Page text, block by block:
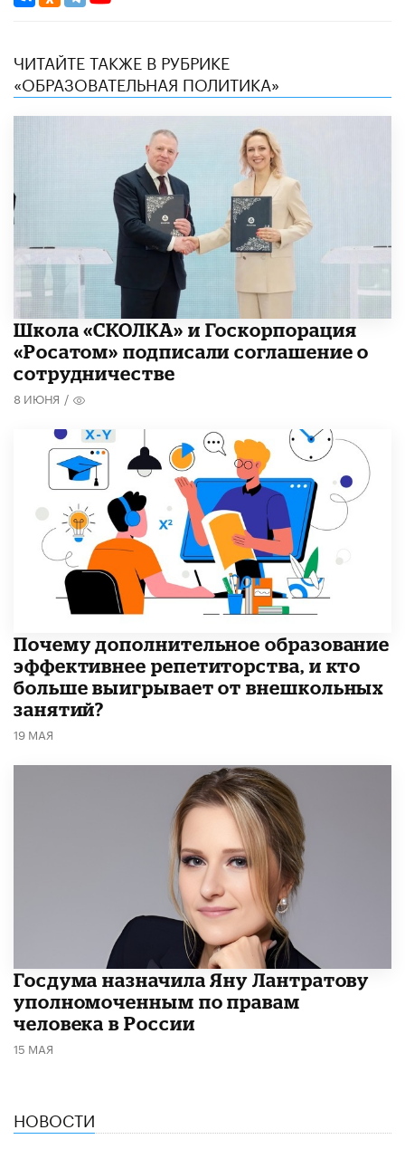
ЧИТАЙТЕ ТАКЖЕ В РУБРИКЕ
«ОБРАЗОВАТЕЛЬНАЯ ПОЛИТИКА»
Школа «СКОЛКА» и Госкорпорация
«Росатом» подписали соглашение о
сотрудничестве
8 ИЮНЯ /
​Почему дополнительное образование
эффективнее репетиторства, и кто
больше выигрывает от внешкольных
занятий?
19 МАЯ
Госдума назначила Яну Лантратову
уполномоченным по правам
человека в России
15 МАЯ
НОВОСТИ